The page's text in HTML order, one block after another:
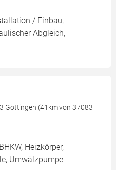
/ Einbau,
Abgleich,
Göttingen (41km von 37083
Heizkörper,
Umwälzpumpe